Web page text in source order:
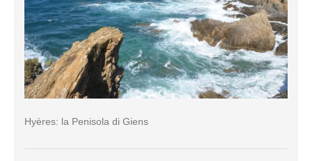
Hyères: la Penisola di Giens